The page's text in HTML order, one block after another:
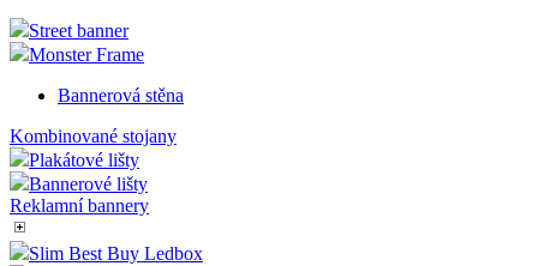
Street banner
Monster Frame
Bannerová stěna
Kombinované stojany
Plakátové lišty
Bannerové lišty
Reklamní bannery
Slim Best Buy Ledbox